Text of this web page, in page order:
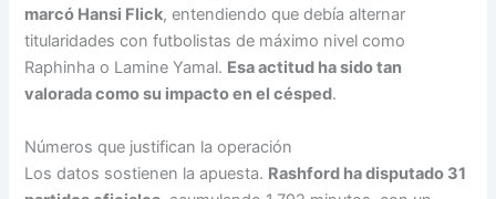
marcó Hansi Flick, entendiendo que debía alternar
titularidades con futbolistas de máximo nivel como
Raphinha o Lamine Yamal. Esa actitud ha sido tan
valorada como su impacto en el césped.
Números que justifican la operación
Los datos sostienen la apuesta. Rashford ha disputado 31